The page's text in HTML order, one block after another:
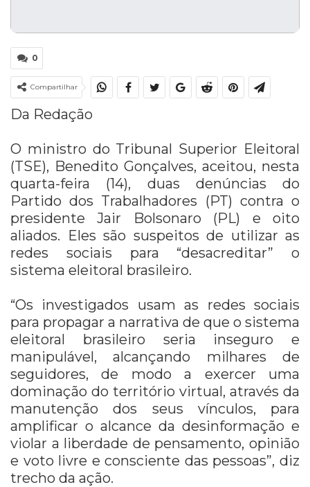
0
Compartilhar
Da Redação
O ministro do Tribunal Superior Eleitoral
(TSE), Benedito Gonçalves, aceitou, nesta
quarta-feira (14), duas denúncias do
Partido dos Trabalhadores (PT) contra o
presidente Jair Bolsonaro (PL) e oito
aliados. Eles são suspeitos de utilizar as
redes sociais para “desacreditar” o
sistema eleitoral brasileiro.
“Os investigados usam as redes sociais
para propagar a narrativa de que o sistema
eleitoral brasileiro seria inseguro e
manipulável, alcançando milhares de
seguidores, de modo a exercer uma
dominação do território virtual, através da
manutenção dos seus vínculos, para
amplificar o alcance da desinformação e
violar a liberdade de pensamento, opinião
e voto livre e consciente das pessoas”, diz
trecho da ação.